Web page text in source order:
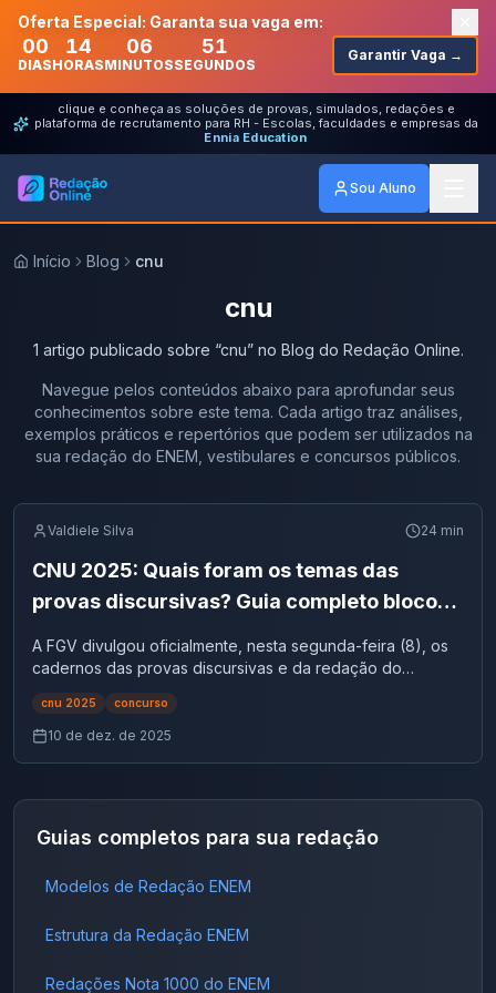
Oferta Especial: Garanta sua vaga em:
00
DIAS
14
HORAS
06
MINUTOS
51
SEGUNDOS
Garantir Vaga →
clique e conheça as soluções de provas, simulados, redações e
plataforma de recrutamento para RH - Escolas, faculdades e empresas da
Ennia Education
Sou Aluno
Início Blog cnu
cnu
1 artigo publicado sobre “cnu” no Blog do Redação Online.
Navegue pelos conteúdos abaixo para aprofundar seus
conhecimentos sobre este tema. Cada artigo traz análises,
exemplos práticos e repertórios que podem ser utilizados na
sua redação do ENEM, vestibulares e concursos públicos.
Valdiele Silva 24 min
CNU 2025: Quais foram os temas das
provas discursivas? Guia completo bloco
A FGV divulgou oficialmente, nesta segunda-feira (8), os
cadernos das provas discursivas e da redação do
Concurso Nacional Unificado (CNU 2025). Como já era
esperado, cada bloco temático recebeu um tema
específico, alinhado ao edital, às políticas públicas atuais e
edições, entender o que efetivamente caiu é essencial,
padrões da banca. Este post reúne, de forma clara e
prova discursiva.A seguir, você confere um resumo
avançarmos bloco por bloco na análise detalhada. Temas
Abaixo, você encontra os temas oficiais, exatamente
cnu 2025 concurso
10 de dez. de 2025
Guias completos para sua redação
Modelos de Redação ENEM
Estrutura da Redação ENEM
Redações Nota 1000 do ENEM